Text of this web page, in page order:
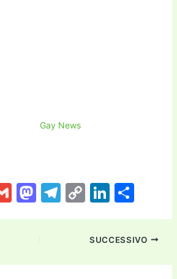
Gay News
G
M
d
T
a
C
p
y
Li
Li
k
e
dI
n
di
vi
SUCCESSIVO